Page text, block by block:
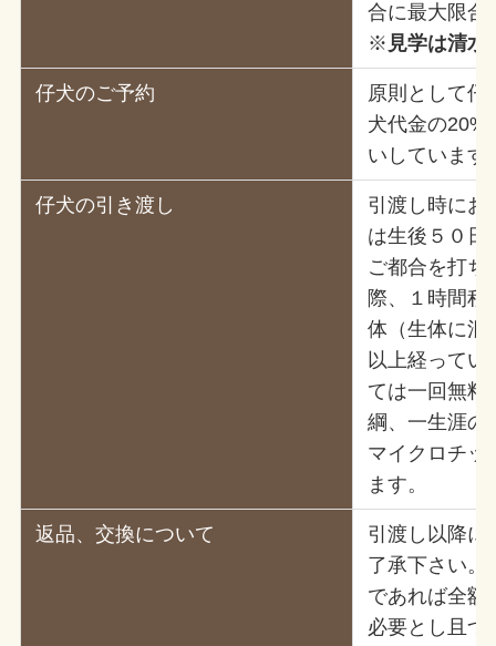
合に最大限合
※ 見学は清水
仔犬のご予約
原則として仔
犬代金の20%
いしています
仔犬の引き渡し
引渡し時にお
は生後５０日
ご都合を打ち
際、１時間程
体（生体に混
以上経って
ては一回無料
綱、一生涯の
マイクロチッ
ます。
返品、交換について
引渡し以降に
了承下さい。
であれば全額
必要とし且つ